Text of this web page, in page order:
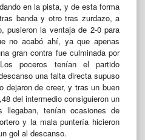
en la pista, y de esta forma
banda y otro tras zurdazo, a
pusieron la ventaja de 2-0 para
no acabó ahí, ya que apenas
gran contra fue culminada por
poceros tenían el partido
una falta directa supuso
dejaron de creer, y tras un buen
del intermedio consiguieron un
llegaban, tenían ocasiones de
y la mala puntería hicieron
gol al descanso.